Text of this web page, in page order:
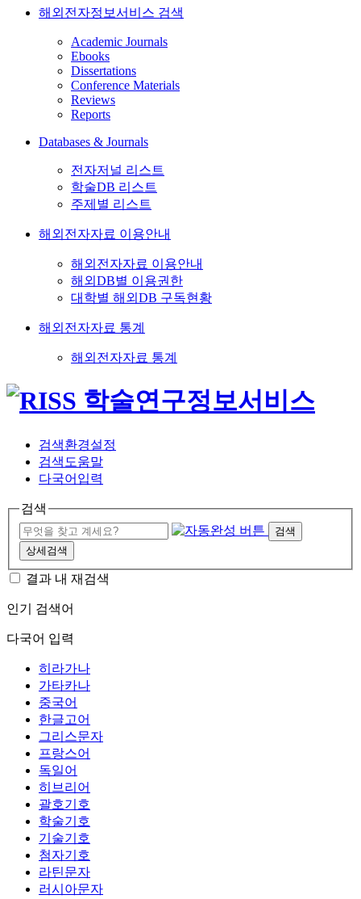
해외전자정보서비스 검색
Academic Journals
Ebooks
Dissertations
Conference Materials
Reviews
Reports
Databases & Journals
전자저널 리스트
학술DB 리스트
주제별 리스트
해외전자자료 이용안내
해외전자자료 이용안내
해외DB별 이용권한
대학별 해외DB 구독현황
해외전자자료 통계
해외전자자료 통계
검색환경설정
검색도움말
다국어입력
검색
검색
상세검색
결과 내 재검색
인기 검색어
다국어 입력
히라가나
가타카나
중국어
한글고어
그리스문자
프랑스어
독일어
히브리어
괄호기호
학술기호
기술기호
첨자기호
라틴문자
러시아문자